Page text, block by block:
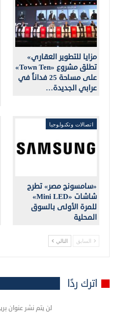
مزايا للتطوير العقاري»
تطلق مشروع «Town Ten»
على مساحة 25 فداناً في
عرابي الجديدة…
اتصالات وتكنولوجيا
«سامسونج مصر» تطرح
شاشات «Mini LED»
للمرة الأولى بالسوق
المحلية
السابق التالي
اترك ردًا
لن يتم نشر عنوان